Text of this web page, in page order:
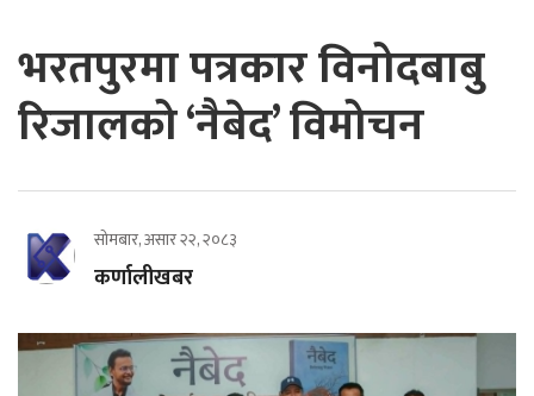
भरतपुरमा पत्रकार विनोदबाबु
रिजालको ‘नैबेद’ विमोचन
सोमबार, असार २२, २०८३
कर्णालीखबर